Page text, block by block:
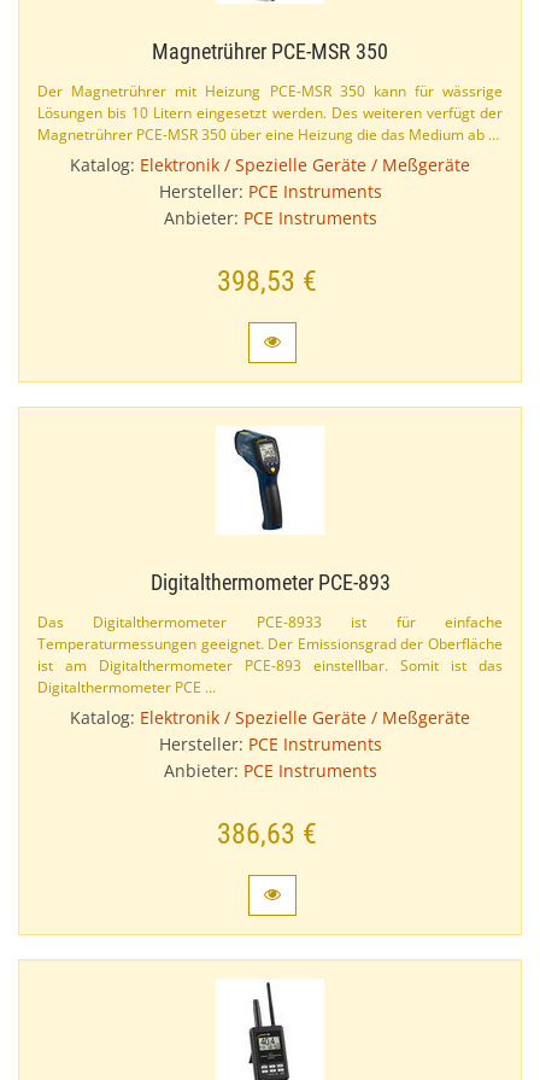
Magnetrührer PCE-​MSR 350
Der Magnetrührer mit Heizung PCE-​MSR 350 kann für wässrige
Lösungen bis 10 Litern eingesetzt werden. Des weiteren verfügt der
Magnetrührer PCE-​MSR 350 über eine Heizung die das Medium ab …
Katalog: Elektronik / Spezielle Geräte / Meßgeräte
Hersteller: PCE Instruments
Anbieter: PCE Instruments
398,53 €
Digitalthermometer PCE-​893
Das Digitalthermometer PCE-​8933 ist für einfache
Temperaturmessungen geeignet. Der Emissionsgrad der Oberfläche
ist am Digitalthermometer PCE-​893 einstellbar. Somit ist das
Digitalthermometer PCE …
Katalog: Elektronik / Spezielle Geräte / Meßgeräte
Hersteller: PCE Instruments
Anbieter: PCE Instruments
386,63 €